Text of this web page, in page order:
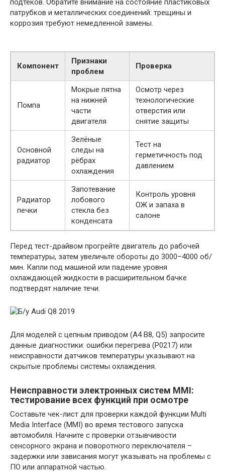
патрубков и металлических соединений: трещины и
коррозия требуют немедленной замены.
Компонент
Признаки
проблем
Проверка
Помпа
Мокрые пятна
на нижней
части
двигателя
Осмотр через
технологические
отверстия или
снятие защиты
Основной
радиатор
Зелёные
следы на
рёбрах
охлаждения
Тест на
герметичность под
давлением
Радиатор
печки
Запотевание
лобового
стекла без
конденсата
Контроль уровня
ОЖ и запаха в
салоне
Перед тест-драйвом прогрейте двигатель до рабочей
температуры, затем увеличьте обороты до 3000–4000 об/
мин. Капли под машиной или падение уровня
охлаждающей жидкости в расширительном бачке
подтвердят наличие течи.
Для моделей с цепным приводом (A4 B8, Q5) запросите
данные диагностики: ошибки перегрева (P0217) или
неисправности датчиков температуры указывают на
скрытые проблемы системы охлаждения.
Неисправности электронных систем MMI:
тестирование всех функций при осмотре
Составьте чек-лист для проверки каждой функции Multi
Media Interface (MMI) во время тестового запуска
автомобиля. Начните с проверки отзывчивости
сенсорного экрана и поворотного переключателя –
задержки или зависания могут указывать на проблемы с
ПО или аппаратной частью.